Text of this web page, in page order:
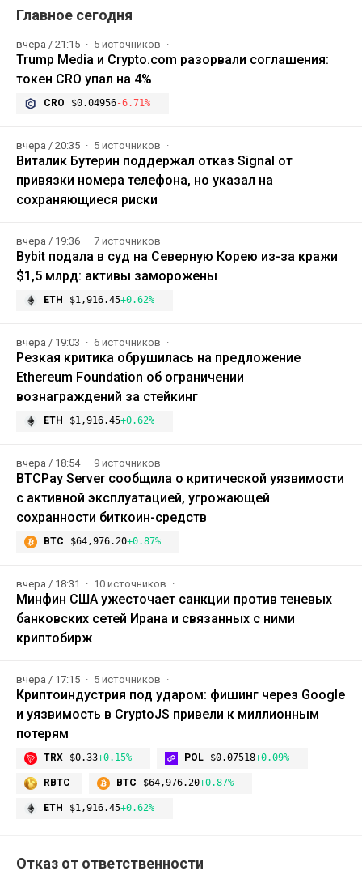
Главное сегодня
вчера / 21:15 5 источников
Trump Media и Crypto.com разорвали соглашения:
токен CRO упал на 4%
CRO $0.04956-6.71%
вчера / 20:35 5 источников
Виталик Бутерин поддержал отказ Signal от
привязки номера телефона, но указал на
сохраняющиеся риски
вчера / 19:36 7 источников
Bybit подала в суд на Северную Корею из-за кражи
$1,5 млрд: активы заморожены
ETH $1,916.45+0.62%
вчера / 19:03 6 источников
Резкая критика обрушилась на предложение
Ethereum Foundation об ограничении
вознаграждений за стейкинг
ETH $1,916.45+0.62%
вчера / 18:54 9 источников
BTCPay Server сообщила о критической уязвимости
с активной эксплуатацией, угрожающей
сохранности биткоин-средств
BTC $64,976.20+0.87%
вчера / 18:31 10 источников
Минфин США ужесточает санкции против теневых
банковских сетей Ирана и связанных с ними
криптобирж
вчера / 17:15 5 источников
Криптоиндустрия под ударом: фишинг через Google
и уязвимость в CryptoJS привели к миллионным
потерям
TRX $0.33+0.15% POL $0.07518+0.09%
RBTC BTC $64,976.20+0.87%
ETH $1,916.45+0.62%
Отказ от ответственности